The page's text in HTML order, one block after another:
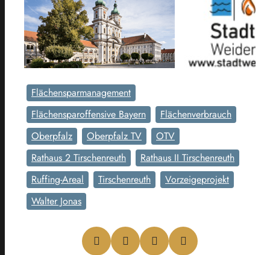
Flächensparmanagement
Flächensparoffensive Bayern
Flächenverbrauch
Oberpfalz
Oberpfalz TV
OTV
Rathaus 2 Tirschenreuth
Rathaus II Tirschenreuth
Ruffing-Areal
Tirschenreuth
Vorzeigeprojekt
Walter Jonas